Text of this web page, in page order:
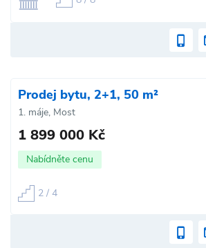
Prodej bytu, 2+1, 50 m²
1. máje, Most
1 899 000 Kč
Nabídněte cenu
2 / 4